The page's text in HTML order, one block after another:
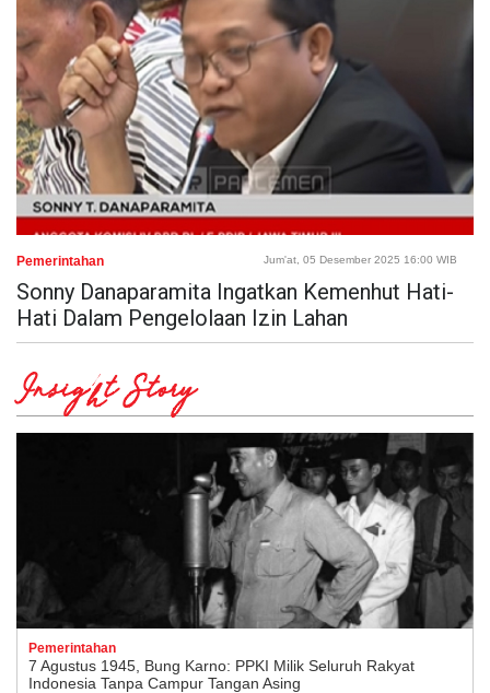
Pemerintahan Jum'at, 05 Desember 2025 16:00 WIB
Sonny Danaparamita Ingatkan Kemenhut Hati-
Hati Dalam Pengelolaan Izin Lahan
Insight Story
Pemerintahan
7 Agustus 1945, Bung Karno: PPKI Milik Seluruh Rakyat
Indonesia Tanpa Campur Tangan Asing